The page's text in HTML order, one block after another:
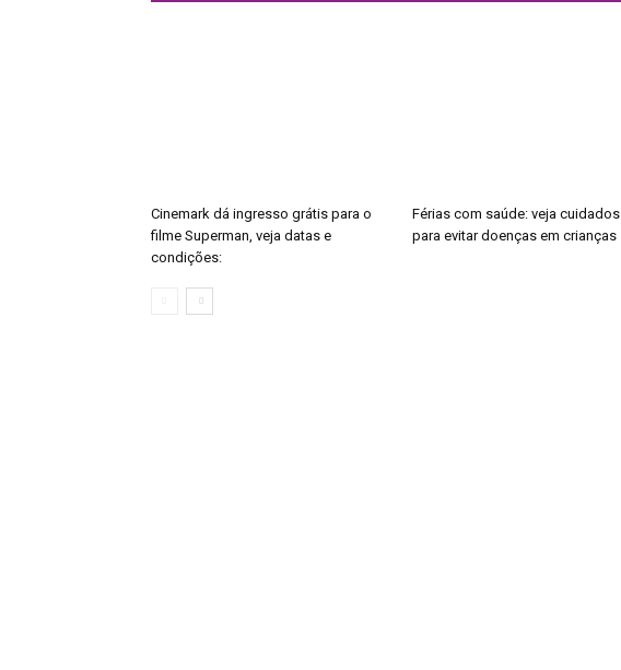
Cinemark dá ingresso grátis para o
filme Superman, veja datas e
condições:
Férias com saúde: veja cuidados
para evitar doenças em crianças